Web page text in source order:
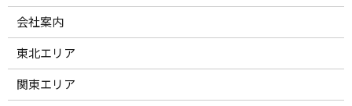
会社案内
東北エリア
関東エリア